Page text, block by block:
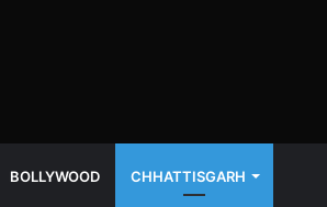
BOLLYWOOD CHHATTISGARH